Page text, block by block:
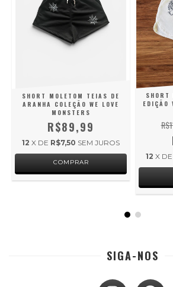
SHORT MOLETOM TEIAS DE
ARANHA COLEÇÃO WE LOVE
MONSTERS
R$89,99
12 X DE R$7,50 SEM JUROS
COMPRAR
EDIÇÃO
12 X DE
SIGA-NOS